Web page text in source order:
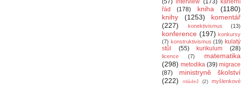
(57) interview (173) kariérní
řád
(178) kniha
(1180)
knihy
(1253)
komentář
(227)
konektivismus (13)
konference (197) konkursy
(7) konstruktivismus (19) kulatý
stůl
(55) kurikulum (28)
licence (7)
matematika
(298) metodika (39) migrace
(87)
ministryně školství
(222)
mládež (2)
myšlenkové